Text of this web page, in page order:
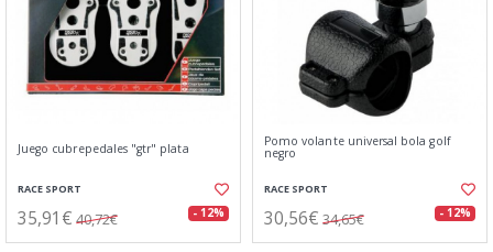
Juego cubrepedales "gtr" plata
RACE SPORT
35,91€ 40,72€ - 12%
Pomo volante universal bola golf
negro
RACE SPORT
30,56€ 34,65€ - 12%